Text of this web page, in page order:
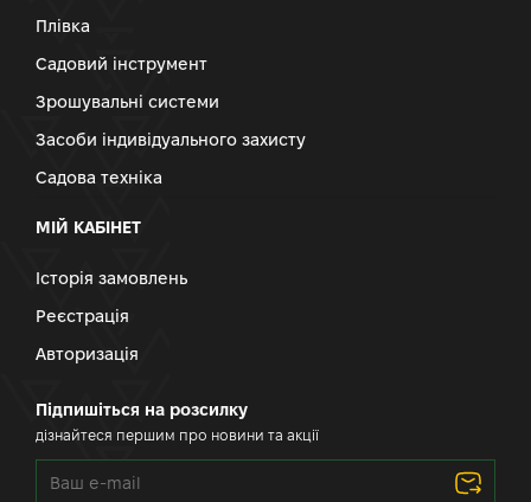
Плівка
Садовий інструмент
Зрошувальні системи
Засоби індивідуального захисту
Садова техніка
МІЙ КАБІНЕТ
Історія замовлень
Реєстрація
Авторизація
Підпишіться на розсилку
дізнайтеся першим про новини та акції